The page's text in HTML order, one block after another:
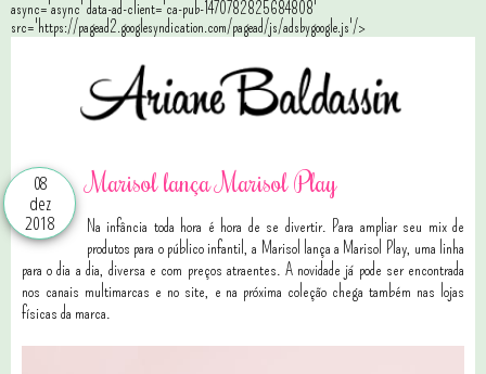
async='async' data-ad-client='ca-pub-1470782825684808'
src='https://pagead2.googlesyndication.com/pagead/js/adsbygoogle.js'/>
08
dez
2018
Marisol lança Marisol Play
Na infância toda hora é hora de se divertir. Para ampliar seu mix de
produtos para o público infantil, a Marisol lança a Marisol Play, uma linha
para o dia a dia, diversa e com preços atraentes. A novidade já pode ser encontrada
nos canais multimarcas e no site, e na próxima coleção chega também nas lojas
físicas da marca.